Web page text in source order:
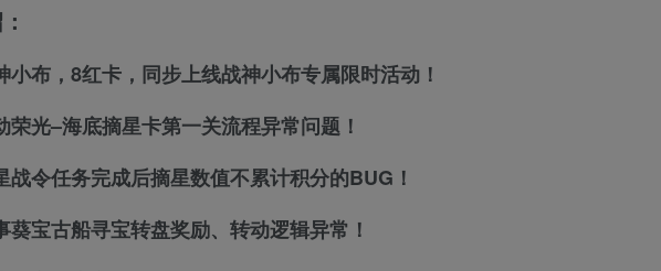
小布，8红卡，同步上线战神小布专属限时活动！
荣光–海底摘星卡第一关流程异常问题！
战令任务完成后摘星数值不累计积分的BUG！
葵宝古船寻宝转盘奖励、转动逻辑异常！